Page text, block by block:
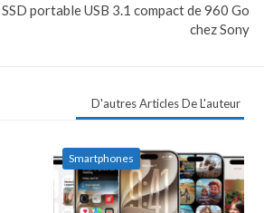
SSD portable USB 3.1 compact de 960 Go
chez Sony
D'autres Articles De L'auteur
Smartphones